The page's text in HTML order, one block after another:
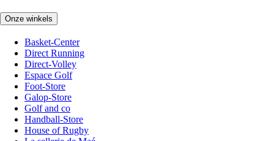
Onze winkels
Basket-Center
Direct Running
Direct-Volley
Espace Golf
Foot-Store
Galop-Store
Golf and co
Handball-Store
House of Rugby